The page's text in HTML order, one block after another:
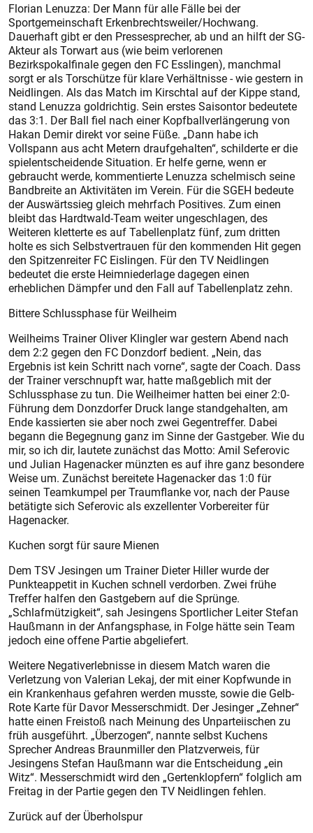
Florian Lenuzza: Der Mann für alle Fälle bei der
Sportgemeinschaft Erkenbrechtsweiler/Hochwang.
Dauerhaft gibt er den Pressesprecher, ab und an hilft der SG-
Akteur als Torwart aus (wie beim verlorenen
Bezirkspokalfinale gegen den FC Esslingen), manchmal
sorgt er als Torschütze für klare Verhältnisse - wie gestern in
Neidlingen. Als das Match im Kirschtal auf der Kippe stand,
stand Lenuzza goldrichtig. Sein erstes Saisontor bedeutete
das 3:1. Der Ball fiel nach einer Kopfballverlängerung von
Hakan Demir direkt vor seine Füße. „Dann habe ich
Vollspann aus acht Metern draufgehalten“, schilderte er die
spielentscheidende Situation. Er helfe gerne, wenn er
gebraucht werde, kommentierte Lenuzza schelmisch seine
Bandbreite an Aktivitäten im Verein. Für die SGEH bedeute
der Auswärtssieg gleich mehrfach Positives. Zum einen
bleibt das Hardtwald-Team weiter ungeschlagen, des
Weiteren kletterte es auf Tabellenplatz fünf, zum dritten
holte es sich Selbstvertrauen für den kommenden Hit gegen
den Spitzenreiter FC Eislingen. Für den TV Neidlingen
bedeutet die erste Heimniederlage dagegen einen
erheblichen Dämpfer und den Fall auf Tabellenplatz zehn.
Bittere Schlussphase für Weilheim
Weilheims Trainer Oliver Klingler war gestern Abend nach
dem 2:2 gegen den FC Donzdorf bedient. „Nein, das
Ergebnis ist kein Schritt nach vorne“, sagte der Coach. Dass
der Trainer verschnupft war, hatte maßgeblich mit der
Schlussphase zu tun. Die Weilheimer hatten bei einer 2:0-
Führung dem Donzdorfer Druck lange standgehalten, am
Ende kassierten sie aber noch zwei Gegentreffer. Dabei
begann die Begegnung ganz im Sinne der Gastgeber. Wie du
mir, so ich dir, lautete zunächst das Motto: Amil Seferovic
und Julian Hagenacker münzten es auf ihre ganz besondere
Weise um. Zunächst bereitete Hagenacker das 1:0 für
seinen Teamkumpel per Traumflanke vor, nach der Pause
betätigte sich Seferovic als exzellenter Vorbereiter für
Hagenacker.
Kuchen sorgt für saure Mienen
Dem TSV Jesingen um Trainer Dieter Hiller wurde der
Punkteappetit in Kuchen schnell verdorben. Zwei frühe
Treffer halfen den Gastgebern auf die Sprünge.
„Schlafmützigkeit“, sah Jesingens Sportlicher Leiter Stefan
Haußmann in der Anfangsphase, in Folge hätte sein Team
jedoch eine offene Partie abgeliefert.
Weitere Negativerlebnisse in diesem Match waren die
Verletzung von Valerian Lekaj, der mit einer Kopfwunde in
ein Krankenhaus gefahren werden musste, sowie die Gelb-
Rote Karte für Davor Messerschmidt. Der Jesinger „Zehner“
hatte einen Freistoß nach Meinung des Unparteiischen zu
früh ausgeführt. „Überzogen“, nannte selbst Kuchens
Sprecher Andreas Braunmiller den Platzverweis, für
Jesingens Stefan Haußmann war die Entscheidung „ein
Witz“. Messerschmidt wird den „Gertenklopfern“ folglich am
Freitag in der Partie gegen den TV Neidlingen fehlen.
Zurück auf der Überholspur